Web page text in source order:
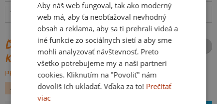
Tabuľka veľkostí : Akú vybrať?
ĎALŠIE POTLAČE Z ROVNAKEJ
KATEGÓRIE
PREHĽADÁVAŤ VŠETKO:
ALKOHOL
PÁRTY
Aby náš web fungoval, tak ako moderný
web má, aby ťa neobťažoval nevhodný
obsah a reklama, aby sa ti prehrali videá a
iné funkcie zo sociálnych sietí a aby sme
mohli analyzovať návštevnosť. Preto
všetko potrebujeme my a naši partneri
cookies. Kliknutím na "Povoliť" nám
dovolíš ich ukladať. Vďaka za to! Prečítať
viac